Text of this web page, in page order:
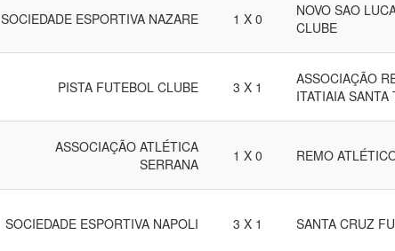
SOCIEDADE ESPORTIVA NAZARE 1 X 0
NOVO SAO
CLUBE
PISTA FUTEBOL CLUBE 3 X 1
ASSOCIAÇÃO
ITATIAIA SANTA
ASSOCIAÇÃO ATLÉTICA
SERRANA
1 X 0 REMO
SOCIEDADE ESPORTIVA NAPOLI 3 X 1 SANTA CRUZ